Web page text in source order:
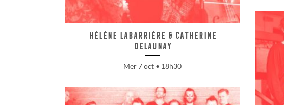
Hélène Labarrière & Catherine
Delaunay
Mer 7 oct • 18h30